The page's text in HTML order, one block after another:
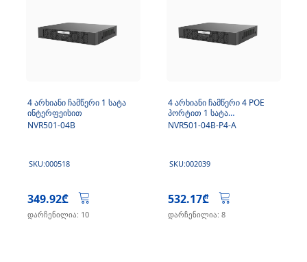
4 არხიანი ჩამწერი 1 სატა
ინტერფეისით
NVR501-04B
SKU:000518
349.92₾
დარჩენილია: 10
4 არხიანი ჩამწერი 4 POE
პორტით 1 სატა
ინტერფეისით
NVR501-04B-P4-A
SKU:002039
532.17₾
დარჩენილია: 8